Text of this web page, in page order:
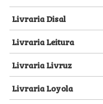
Livraria Disal
Livraria Leitura
Livraria Livruz
Livraria Loyola